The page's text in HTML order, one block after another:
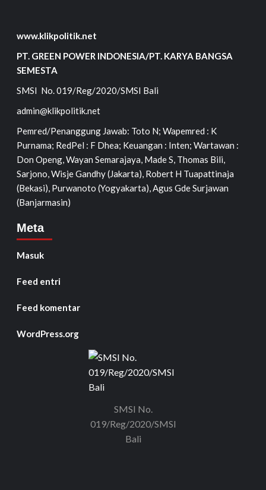
www.klikpolitik.net
PT. GREEN POWER INDONESIA/PT. KARYA BANGSA
SEMESTA
SMSI No. 019/Reg/2020/SMSI Bali
admin@klikpolitik.net
Pemred/Penanggung Jawab: Toto N; Wapemred : K
Purnama; RedPel : F Dhea; Keuangan : Inten; Wartawan :
Don Openg, Wayan Semarajaya, Made S, Thomas Bili,
Sarjono, Wisje Gandhy (Jakarta), Robert H Tuapattinaja
(Bekasi), Purwanoto (Yogyakarta), Agus Gde Surjawan
(Banjarmasin)
Meta
Masuk
Feed entri
Feed komentar
WordPress.org
SMSI No.
019/Reg/2020/SMSI
Bali